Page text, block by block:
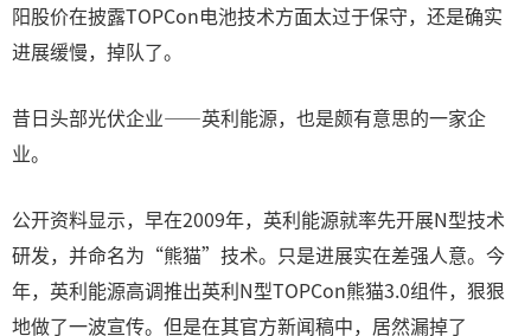
阳股价在披露TOPCon电池技术方面太过于保守，还是确实
进展缓慢，掉队了。
昔日头部光伏企业——英利能源，也是颇有意思的一家企
业。
公开资料显示，早在2009年，英利能源就率先开展N型技术
研发，并命名为“熊猫”技术。只是进展实在差强人意。今
年，英利能源高调推出英利N型TOPCon熊猫3.0组件，狠狠
地做了一波宣传。但是在其官方新闻稿中，居然漏掉了